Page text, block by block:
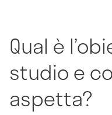
Qual è
studio e
aspetta?